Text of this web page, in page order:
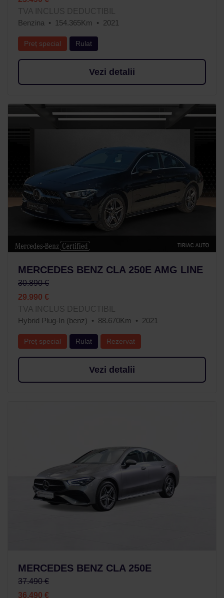
TVA INCLUS DEDUCTIBIL
Benzina
154.365Km 2021
Preț special Rulat
Vezi detalii
MERCEDES BENZ CLA 250E AMG LINE
30.890 €
29.990 €
TVA INCLUS DEDUCTIBIL
Hybrid Plug-In (benz)
88.670Km 2021
Preț special Rulat Rezervat
Vezi detalii
MERCEDES BENZ CLA 250E
37.490 €
36.490 €